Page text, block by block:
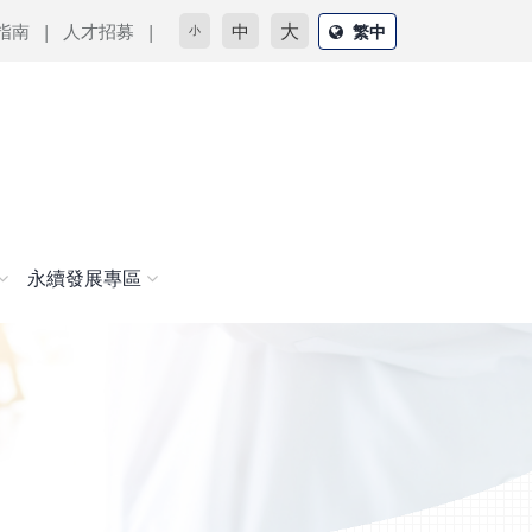
南 人才招募 小 中 大 繁中
永續發展專區